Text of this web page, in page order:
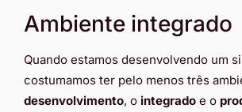
Ambiente integrado
Quando estamos desenvolvendo um
costumamos ter pelo menos três
desenvolvimento, o integrado e o